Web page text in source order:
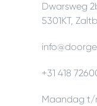
Dwarsweg
5301KT,
+31 418
Maandag t/